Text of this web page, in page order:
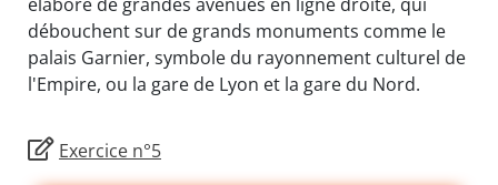
débouchent sur de grands monuments comme le
palais Garnier, symbole du rayonnement culturel de
l'Empire, ou la gare de Lyon et la gare du Nord.
Exercice n°5